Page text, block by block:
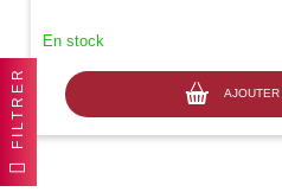
AJOUTER
En stock
FILTRER